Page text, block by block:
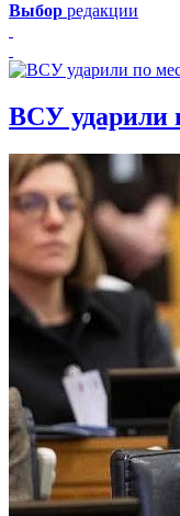
Выбор редакции
ВСУ ударили